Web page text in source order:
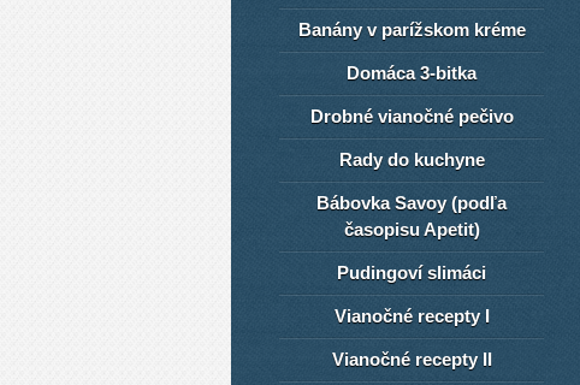
Banány v parížskom kréme
Domáca 3-bitka
Drobné vianočné pečivo
Rady do kuchyne
Bábovka Savoy (podľa
časopisu Apetit)
Pudingoví slimáci
Vianočné recepty I
Vianočné recepty II